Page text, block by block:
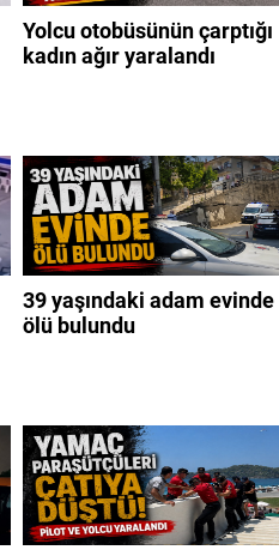
Yolcu otobüsünün çarptığı
kadın ağır yaralandı
39 yaşındaki adam evinde
ölü bulundu